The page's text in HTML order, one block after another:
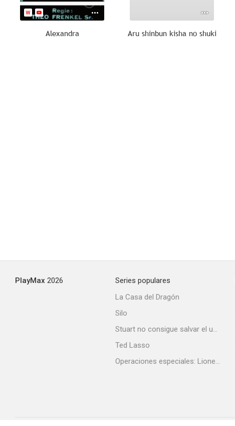
Alexandra Aru shinbun kisha no shuki
PlayMax 2026
Series populares
La Casa del Dragón
Silo
Stuart no consigue salvar el universo
Ted Lasso
Operaciones especiales: Lioness